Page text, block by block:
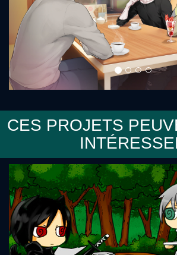
CES PROJETS